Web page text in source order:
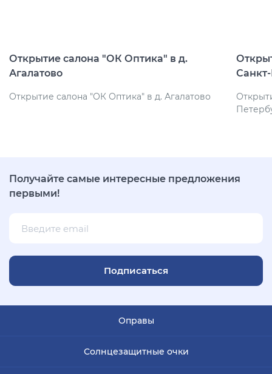
Открытие салона "ОК Оптика" в д.
Агалатово
Открытие салона "ОК Оптика" в д. Агалатово
Получайте самые интересные предложения
первыми!
Подписаться
Оправы
Солнцезащитные очки